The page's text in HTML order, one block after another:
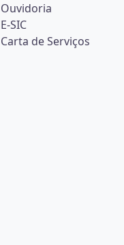
Ouvidoria
E-SIC
Carta de Serviços